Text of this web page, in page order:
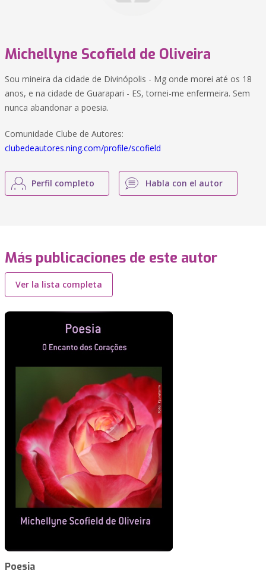
Michellyne Scofield de Oliveira
Sou mineira da cidade de Divinópolis - Mg onde morei até os 18
anos, e na cidade de Guarapari - ES, tornei-me enfermeira. Sem
nunca abandonar a poesia.
Comunidade Clube de Autores:
clubedeautores.ning.com/profile/scofield
Perfil completo Habla con el autor
Más publicaciones de este autor
Ver la lista completa
Poesia